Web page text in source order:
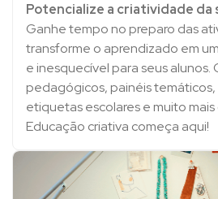
Potencialize a criatividade da
Ganhe tempo no preparo das
transforme o aprendizado em
e inesquecível para seus alunos.
pedagógicos, painéis temáticos,
etiquetas escolares e muito mais
Educação criativa começa aqui!